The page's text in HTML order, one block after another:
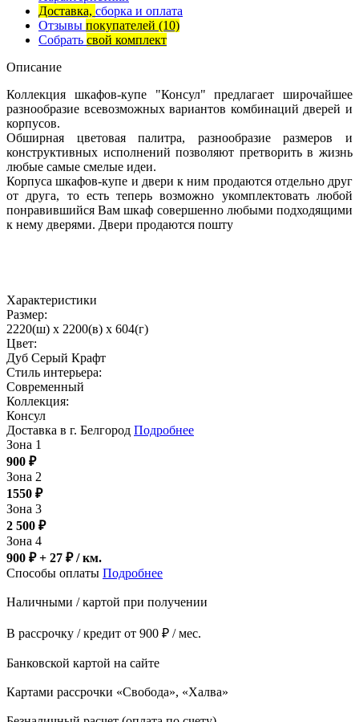
Доставка, сборка и оплата
Отзывы покупателей (10)
Собрать свой комплект
Описание
Коллекция шкафов-купе "Консул" предлагает широчайшее
разнообразие всевозможных вариантов комбинаций дверей и
корпусов.
Обширная цветовая палитра, разнообразие размеров и
конструктивных исполнений позволяют претворить в жизнь
любые самые смелые идеи.
Корпуса шкафов-купе и двери к ним продаются отдельно друг
от друга, то есть теперь возможно укомплектовать любой
понравившийся Вам шкаф совершенно любыми подходящими
к нему дверями. Двери продаются пошту
Характеристики
Размер:
2220(ш) x 2200(в) x 604(г)
Цвет:
Дуб Серый Крафт
Стиль интерьера:
Современный
Коллекция:
Консул
Доставка в г. Белгород Подробнее
Зона 1
900 ₽
Зона 2
1550 ₽
Зона 3
2 500 ₽
Зона 4
900 ₽ + 27 ₽/ км.
Способы оплаты Подробнее
Наличными / картой при получении
В рассрочку / кредит от 900 ₽ / мес.
Банковской картой на сайте
Картами рассрочки «Свобода», «Халва»